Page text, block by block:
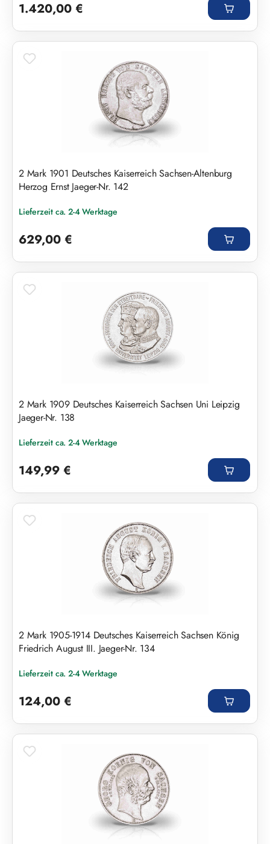
1.420,00 €
2 Mark 1901 Deutsches Kaiserreich Sachsen-Altenburg
Herzog Ernst Jaeger-Nr. 142
Lieferzeit ca. 2-4 Werktage
629,00 €
2 Mark 1909 Deutsches Kaiserreich Sachsen Uni Leipzig
Jaeger-Nr. 138
Lieferzeit ca. 2-4 Werktage
149,99 €
2 Mark 1905-1914 Deutsches Kaiserreich Sachsen König
Friedrich August III. Jaeger-Nr. 134
Lieferzeit ca. 2-4 Werktage
124,00 €